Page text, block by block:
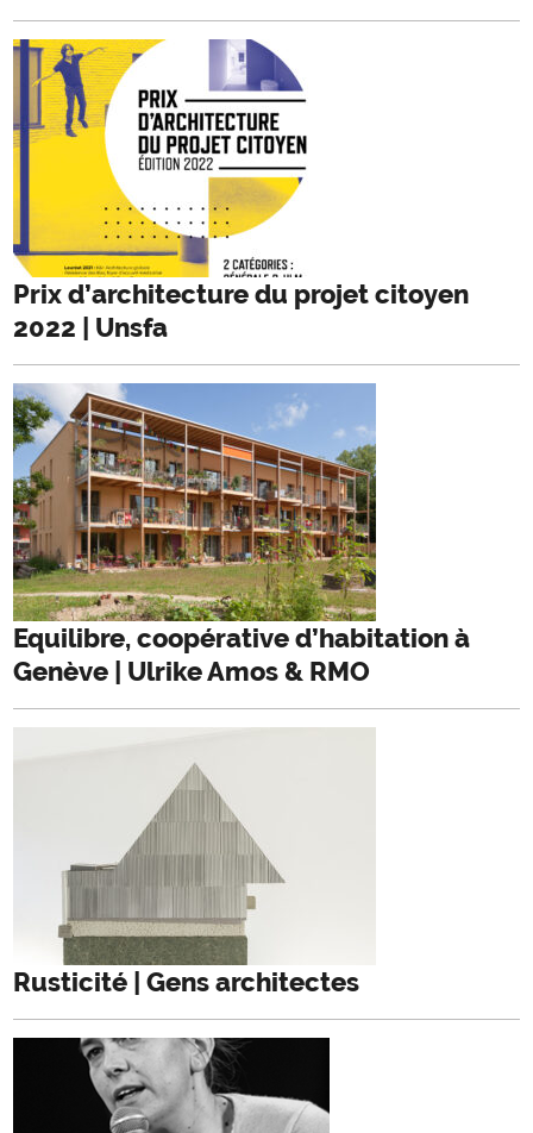
Prix d’architecture du projet citoyen
2022 | Unsfa
Equilibre, coopérative d’habitation à
Genève | Ulrike Amos & RMO
Rusticité | Gens architectes